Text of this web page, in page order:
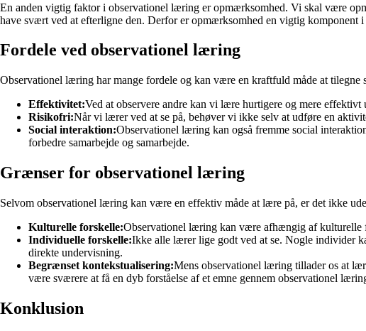
En anden vigtig faktor i observationel læring er opmærksomhed. Vi skal være
have svært ved at efterligne den. Derfor er opmærksomhed en vigtig komponent
Fordele ved observationel læring
Observationel læring har mange fordele og kan være en kraftfuld måde at
Effektivitet:Ved at observere andre kan vi lære hurtigere og mere
Risikofri:Når vi lærer ved at se på, behøver vi ikke selv at udføre en
Social interaktion:Observationel læring kan også fremme social
forbedre samarbejde og samarbejde.
Grænser for observationel læring
Selvom observationel læring kan være en effektiv måde at lære på, er det ikke
Kulturelle forskelle:Observationel læring kan være afhængig af kulturelle
Individuelle forskelle:Ikke alle lærer lige godt ved at se. Nogle individer
direkte undervisning.
Begrænset kontekstualisering:Mens observationel læring tillader os at
være sværere at få en dyb forståelse af et emne gennem observationel
Konklusion